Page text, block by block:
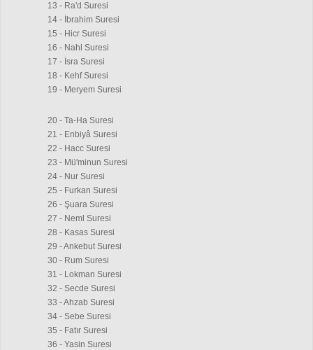
13 - Ra'd Suresi
14 - İbrahim Suresi
15 - Hicr Suresi
16 - Nahl Suresi
17 - İsra Suresi
18 - Kehf Suresi
19 - Meryem Suresi
20 - Ta-Ha Suresi
21 - Enbiyâ Suresi
22 - Hacc Suresi
23 - Mü'minun Suresi
24 - Nur Suresi
25 - Furkan Suresi
26 - Şuara Suresi
27 - Neml Suresi
28 - Kasas Suresi
29 - Ankebut Suresi
30 - Rum Suresi
31 - Lokman Suresi
32 - Secde Suresi
33 - Ahzab Suresi
34 - Sebe Suresi
35 - Fatır Suresi
36 - Yasin Suresi